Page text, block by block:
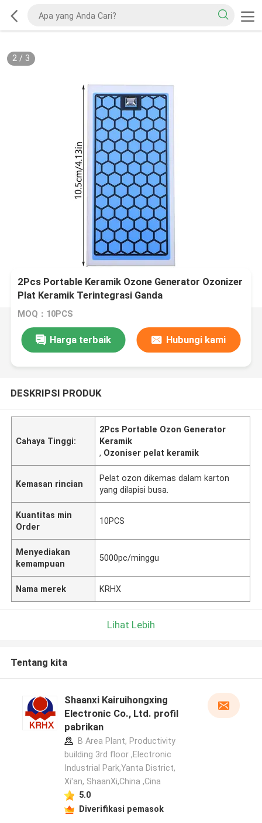
2/ 3
2Pcs Portable Keramik Ozone Generator Ozonizer
Plat Keramik Terintegrasi Ganda
MOQ：10PCS
Harga terbaik Hubungi kami
DESKRIPSI PRODUK
Cahaya Tinggi:
2Pcs Portable Ozon Generator
Keramik
, Ozoniser pelat keramik
Kemasan rincian
Pelat ozon dikemas dalam karton
yang dilapisi busa.
Kuantitas min
Order
10PCS
Menyediakan
kemampuan
5000pc/minggu
Nama merek KRHX
Lihat Lebih
Tentang kita
Shaanxi Kairuihongxing
Electronic Co., Ltd. profil
pabrikan
B Area Plant, Productivity
building 3rd floor ,Electronic
Industrial Park,Yanta District,
Xi'an, ShaanXi,China ,Cina
5.0
Diverifikasi pemasok